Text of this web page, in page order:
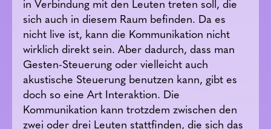
in Verbindung mit den Leuten treten soll, die
sich auch in diesem Raum befinden. Da es
nicht live ist, kann die Kommunikation nicht
wirklich direkt sein. Aber dadurch, dass man
Gesten-Steuerung oder vielleicht auch
akustische Steuerung benutzen kann, gibt es
doch so eine Art Interaktion. Die
Kommunikation kann trotzdem zwischen den
zwei oder drei Leuten stattfinden, die sich das